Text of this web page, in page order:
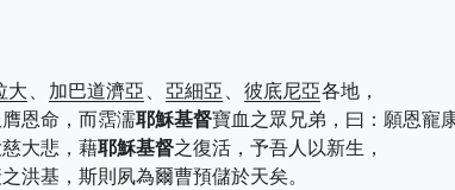
大 加巴道濟亞 亞細亞 彼底尼亞各地，
恩命，而霑濡耶穌基督寶血之眾兄弟，曰：願恩寵
慈大悲，藉耶穌基督之復活，予吾人以新生，
洪基，斯則夙為爾曹預儲於天矣。